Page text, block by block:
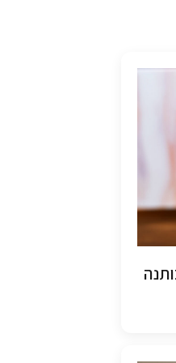
פרימיום: 100% כותנה